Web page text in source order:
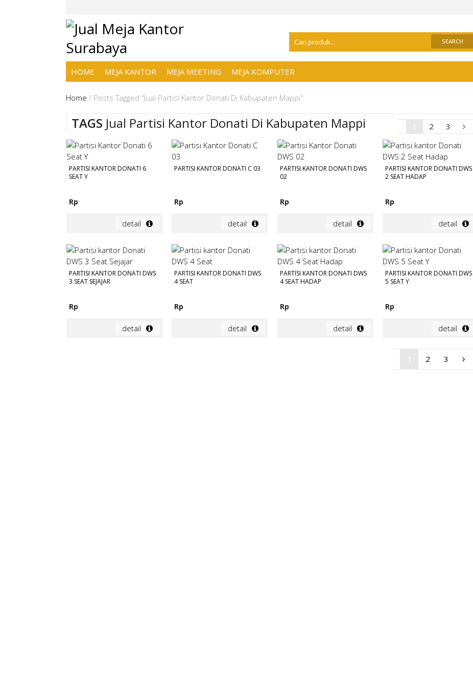
HOME MEJA KANTOR MEJA MEETING MEJA KOMPUTER
Home / Posts Tagged "Jual Partisi Kantor Donati Di Kabupaten Mappi"
TAGS Jual Partisi Kantor Donati Di Kabupaten Mappi 2 3
PARTISI KANTOR DONATI 6
SEAT Y
Rp
detail
PARTISI KANTOR DONATI C 03
Rp
detail
PARTISI KANTOR DONATI DWS
02
Rp
detail
PARTISI KANTOR DONATI DWS
2 SEAT HADAP
Rp
detail
PARTISI KANTOR DONATI DWS
3 SEAT SEJAJAR
Rp
detail
PARTISI KANTOR DONATI DWS
4 SEAT
Rp
detail
PARTISI KANTOR DONATI DWS
4 SEAT HADAP
Rp
detail
PARTISI KANTOR DONATI DWS
5 SEAT Y
Rp
detail
2 3